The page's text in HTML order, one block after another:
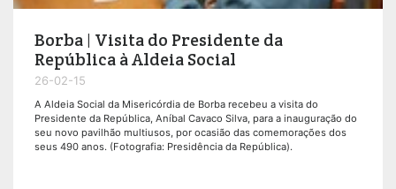
Borba | Visita do Presidente da
República à Aldeia Social
26-02-15
A Aldeia Social da Misericórdia de Borba recebeu a visita do
Presidente da República, Aníbal Cavaco Silva, para a inauguração do
seu novo pavilhão multiusos, por ocasião das comemorações dos
seus 490 anos. (Fotografia: Presidência da República).